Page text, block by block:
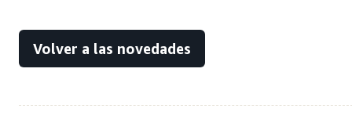
Volver a las novedades